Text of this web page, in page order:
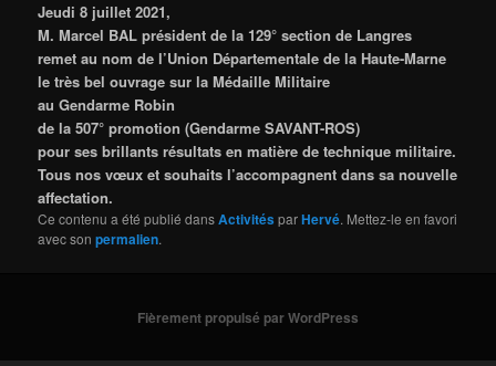
Jeudi 8 juillet 2021,
M. Marcel BAL président de la 129° section de Langres
remet au nom de l’Union Départementale de la Haute-Marne
le très bel ouvrage sur la Médaille Militaire
au Gendarme Robin
de la 507° promotion (Gendarme SAVANT-ROS)
pour ses brillants résultats en matière de technique militaire.
Tous nos vœux et souhaits l’accompagnent dans sa nouvelle
affectation.
Ce contenu a été publié dansActivitésparHervé. Mettez-le en favori
avec sonpermalien.
Fièrement propulsé par WordPress